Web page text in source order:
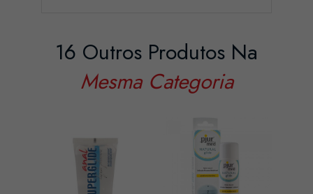
16 Outros Produtos Na
Mesma Categoria